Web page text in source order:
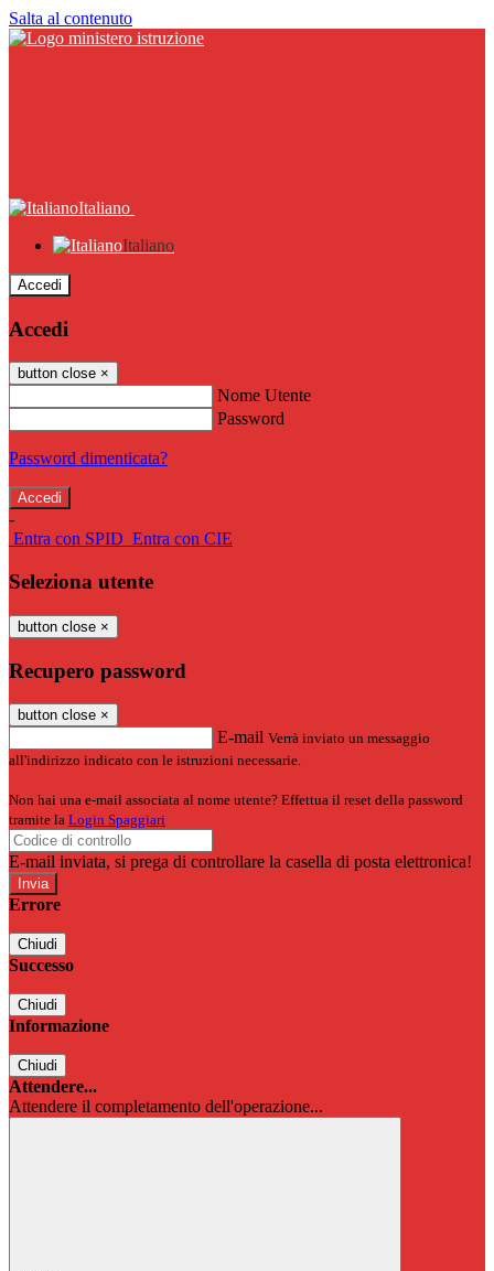
Salta al contenuto
Italiano
Italiano
Accedi
Accedi
button close ×
Nome Utente
Password
Password dimenticata?
-
Entra con SPID Entra con CIE
Seleziona utente
button close ×
Recupero password
button close ×
E-mail Verrà inviato un messaggio
all'indirizzo indicato con le istruzioni necessarie.
Non hai una e-mail associata al nome utente? Effettua il reset della password
tramite la Login Spaggiari
E-mail inviata, si prega di controllare la casella di posta elettronica!
Errore
Chiudi
Successo
Chiudi
Informazione
Chiudi
Attendere...
Attendere il completamento dell'operazione...